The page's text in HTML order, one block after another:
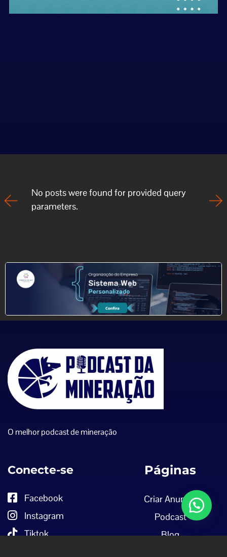
No posts were found for provided query
parameters.
O melhor podcast de mineração
Conecte-se
Facebook
Instagram
Tiktok
Páginas
Criar Anuncio
Podcast
Blog